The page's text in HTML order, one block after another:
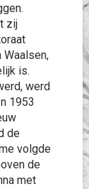
zij
Waalsen,
is.
werd
1953
de
volgde
de
met